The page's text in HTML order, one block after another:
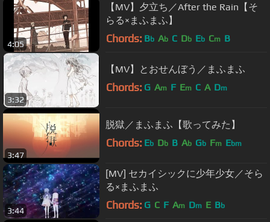
4:05
【MV】夕立ち／After the Rain【そ
らる×まふまふ】
Chords: Bb Ab C Db Eb Cm B
3:32
【MV】とおせんぼう／まふまふ
Chords: G Am F Em C A Dm
3:47
脱獄／まふまふ【歌ってみた】
Chords: Eb Db B Ab Gb Fm Ebm
3:44
[MV] セカイシックに少年少女／そら
る×まふまふ
Chords: G C F Am Dm E Bb